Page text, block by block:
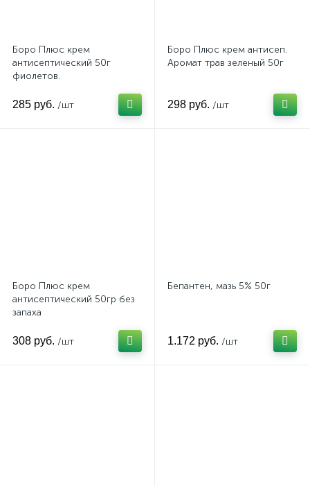
Боро Плюс крем
антисептический 50г
фиолетов.
285 руб. /шт
Боро Плюс крем антисеп.
Аромат трав зеленый 50г
298 руб. /шт
Боро Плюс крем
антисептический 50гр без
запаха
308 руб. /шт
Бепантен, мазь 5% 50г
1.172 руб. /шт